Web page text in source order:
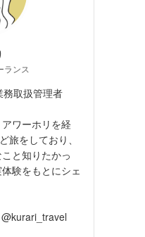
ランス
取扱管理者
ワーホリを経
旅をしており、
と知りたかっ
験をもとにシェ